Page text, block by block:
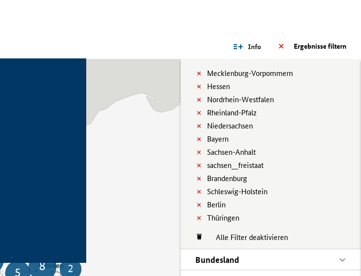
Ergebnisse filtern
Info
Mecklenburg-Vorpommern
Hessen
Nordrhein-Westfalen
Rheinland-Pfalz
Niedersachsen
Bayern
Sachsen-Anhalt
sachsen__freistaat
Brandenburg
Schleswig-Holstein
Berlin
Thüringen
Alle Filter deaktivieren
Bundesland